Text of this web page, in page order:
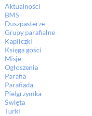
Aktualności
BMS
Duszpasterze
Grupy parafialne
Kapliczki
Księga gości
Misje
Ogłoszenia
Parafia
Parafiada
Pielgrzymka
Święta
Turki